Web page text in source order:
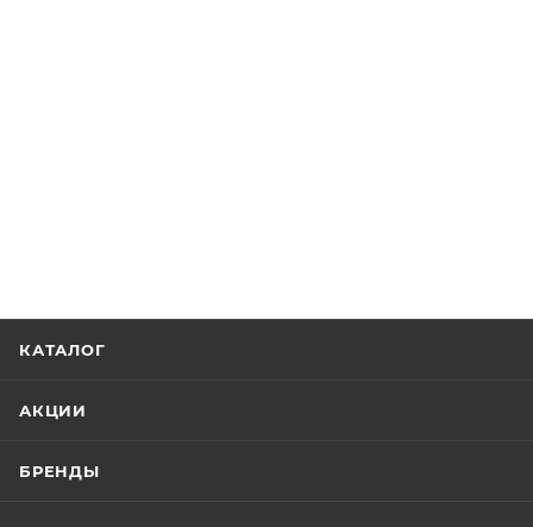
КАТАЛОГ
АКЦИИ
БРЕНДЫ